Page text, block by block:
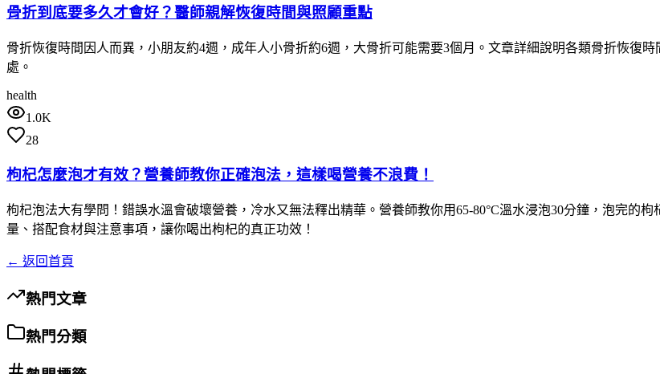
骨折到底要多久才會好？醫師親解恢復時間與照顧重點
骨折恢復時間因人而異，小朋友約4週，成年人小骨折約6週，大骨折可能需要3個月。文章詳細說明各類骨折恢復
處。
health
1.0K
28
枸杞怎麼泡才有效？營養師教你正確泡法，這樣喝營養不浪費！
枸杞泡法大有學問！錯誤水溫會破壞營養，冷水又無法釋出精華。營養師教你用65-80°C溫水浸泡30分鐘，泡完的
量、搭配食材與注意事項，讓你喝出枸杞的真正功效！
← 返回首頁
熱門文章
熱門分類